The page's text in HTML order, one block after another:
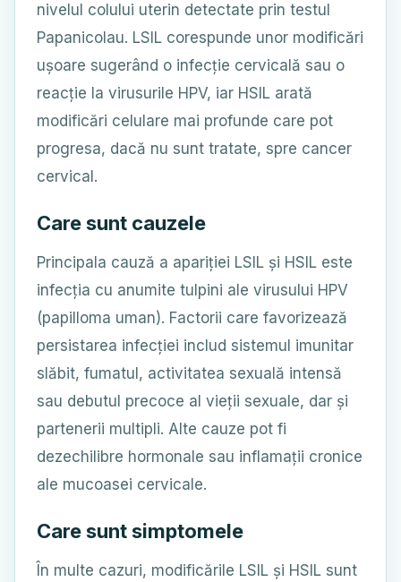
nivelul colului uterin detectate prin testul
Papanicolau. LSIL corespunde unor modificări
ușoare sugerând o infecție cervicală sau o
reacție la virusurile HPV, iar HSIL arată
modificări celulare mai profunde care pot
progresa, dacă nu sunt tratate, spre cancer
cervical.
Care sunt cauzele
Principala cauză a apariției LSIL și HSIL este
infecția cu anumite tulpini ale virusului HPV
(papilloma uman). Factorii care favorizează
persistarea infecției includ sistemul imunitar
slăbit, fumatul, activitatea sexuală intensă
sau debutul precoce al vieții sexuale, dar și
partenerii multipli. Alte cauze pot fi
dezechilibre hormonale sau inflamații cronice
ale mucoasei cervicale.
Care sunt simptomele
În multe cazuri, modificările LSIL și HSIL sunt